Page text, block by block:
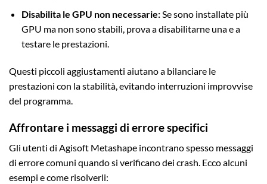
Disabilita le GPU non necessarie:Se sono installate più
GPU ma non sono stabili, prova a disabilitarne una e a
testare le prestazioni.
Questi piccoli aggiustamenti aiutano a bilanciare le
prestazioni con la stabilità, evitando interruzioni improvvise
del programma.
Affrontare i messaggi di errore specifici
Gli utenti di Agisoft Metashape incontrano spesso messaggi
di errore comuni quando si verificano dei crash. Ecco alcuni
esempi e come risolverli: